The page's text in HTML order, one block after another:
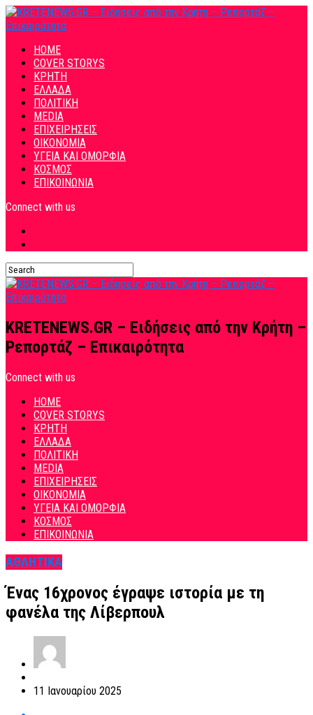
HOME
COVER STORYS
ΚΡΗΤΗ
ΕΛΛΑΔΑ
ΠΟΛΙΤΙΚΗ
MEDIA
ΕΠΙΧΕΙΡΗΣΕΙΣ
ΟΙΚΟΝΟΜΙΑ
ΥΓΕΙΑ ΚΑΙ ΟΜΟΡΦΙΑ
ΚΟΣΜΟΣ
ΕΠΙΚΟΙΝΩΝΙΑ
Connect with us
KRETENEWS.GR – Ειδήσεις από την Κρήτη –
Ρεπορτάζ – Επικαιρότητα
Connect with us
HOME
COVER STORYS
ΚΡΗΤΗ
ΕΛΛΑΔΑ
ΠΟΛΙΤΙΚΗ
MEDIA
ΕΠΙΧΕΙΡΗΣΕΙΣ
ΟΙΚΟΝΟΜΙΑ
ΥΓΕΙΑ ΚΑΙ ΟΜΟΡΦΙΑ
ΚΟΣΜΟΣ
ΕΠΙΚΟΙΝΩΝΙΑ
ΑΘΛΗΤΙΚΑ
Ένας 16χρονος έγραψε ιστορία με τη
φανέλα της Λίβερπουλ
11 Ιανουαρίου 2025